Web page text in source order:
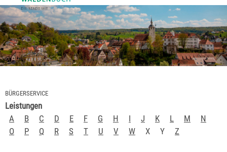
BÜRGERSERVICE
Leistungen
A
B C D E F G H I J K L M
N
O
P Q R S T U V W X Y Z